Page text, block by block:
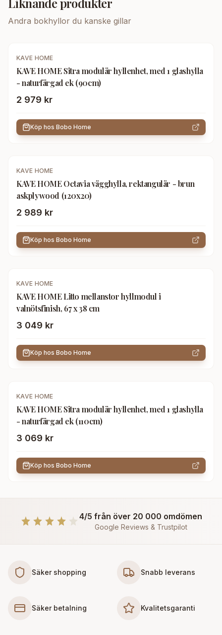
Andra bokhyllor du kanske gillar
KAVE HOME
KAVE HOME Sitra modulär hyllenhet, med 1 glashylla
- naturfärgad ek (90cm)
2 979 kr
Köp hos Bobo Home
KAVE HOME
KAVE HOME Octavia vägghylla, rektangulär - brun
askplywood (120x20)
2 989 kr
Köp hos Bobo Home
KAVE HOME
KAVE HOME Litto mellanstor hyllmodul i
valnötsfinish, 67 x 38 cm
3 049 kr
Köp hos Bobo Home
KAVE HOME
KAVE HOME Sitra modulär hyllenhet, med 1 glashylla
- naturfärgad ek (110cm)
3 069 kr
Köp hos Bobo Home
4/5 från över 20 000 omdömen
Google Reviews & Trustpilot
Säker shopping Snabb leverans
Säker betalning Kvalitetsgaranti